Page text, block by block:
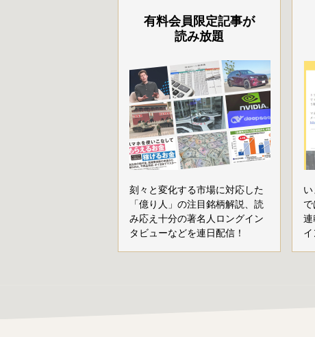
有料会員限定記事が
読み放題
刻々と変化する市場に対応した
「億り人」の注目銘柄解説、読
み応え十分の著名人ロングイン
タビューなどを連日配信！
連
イ